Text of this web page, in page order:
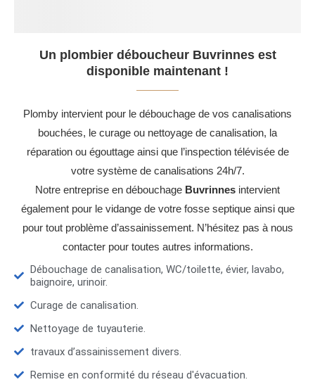
Un plombier déboucheur Buvrinnes est
disponible maintenant !
Plomby intervient pour le débouchage de vos canalisations
bouchées, le curage ou nettoyage de canalisation, la
réparation ou égouttage ainsi que l’inspection télévisée de
votre système de canalisations 24h/7.
Notre entreprise en débouchage Buvrinnes intervient
également pour le vidange de votre fosse septique ainsi que
pour tout problème d’assainissement. N’hésitez pas à nous
contacter pour toutes autres informations.
Débouchage de canalisation, WC/toilette, évier, lavabo,
baignoire, urinoir.
Curage de canalisation.
Nettoyage de tuyauterie.
travaux d’assainissement divers.
Remise en conformité du réseau d'évacuation.